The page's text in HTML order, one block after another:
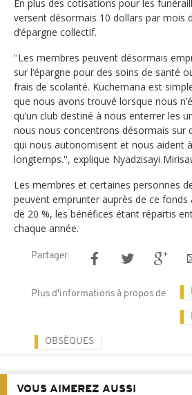
En plus des cotisations pour les
versent désormais 10 dollars par mois
d’épargne collectif.
''Les membres peuvent désormais
sur l’épargne pour des soins de santé
frais de scolarité. Kuchemana est
que nous avons trouvé lorsque nous
qu’un club destiné à nous enterrer les
nous nous concentrons désormais sur
qui nous autonomisent et nous aident
longtemps.'', explique Nyadzisayi
Les membres et certaines personnes
peuvent emprunter auprès de ce fonds
de 20 %, les bénéfices étant répartis
chaque année.
Partager
Plus d'informations à propos de
OBSÈQUES
VOUS AIMEREZ AUSSI